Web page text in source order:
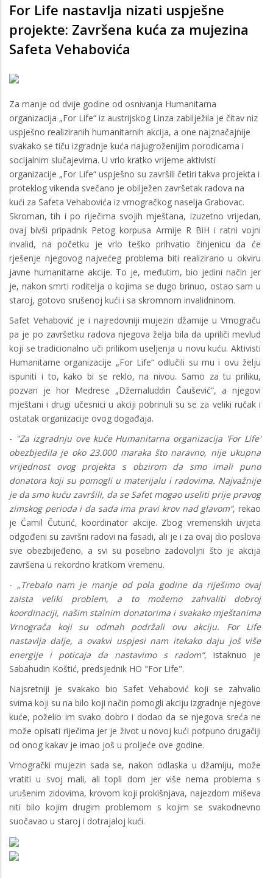
For Life nastavlja nizati uspješne
projekte: Završena kuća za mujezina
Safeta Vehabovića
Za manje od dvije godine od osnivanja Humanitarna
organizacija „For Life“ iz austrijskog Linza zabilježila je čitav niz
uspješno realiziranih humanitarnih akcija, a one najznačajnije
svakako se tiču izgradnje kuća najugroženijim porodicama i
socijalnim slučajevima. U vrlo kratko vrijeme aktivisti
organizacije „For Life“ uspješno su završili četiri takva projekta i
proteklog vikenda svečano je obilježen završetak radova na
kući za Safeta Vehabovića iz vrnogračkog naselja Grabovac.
Skroman, tih i po riječima svojih mještana, izuzetno vrijedan,
ovaj bivši pripadnik Petog korpusa Armije R BiH i ratni vojni
invalid, na početku je vrlo teško prihvatio činjenicu da će
rješenje njegovog najvećeg problema biti realizirano u okviru
javne humanitarne akcije. To je, međutim, bio jedini način jer
je, nakon smrti roditelja o kojima se dugo brinuo, ostao sam u
staroj, gotovo srušenoj kući i sa skromnom invalidninom.
Safet Vehabović je i najredovniji mujezin džamije u Vrnograču
pa je po završetku radova njegova želja bila da upriliči mevlud
koji se tradicionalno uči prilikom useljenja u novu kuću. Aktivisti
Humanitarne organizacije „For Life“ odlučili su mu i ovu želju
ispuniti i to, kako bi se reklo, na nivou. Samo za tu priliku,
pozvan je hor Medrese „Džemaluddin Čaušević“, a njegovi
mještani i drugi učesnici u akciji pobrinuli su se za veliki ručak i
ostatak organizacije ovog događaja.
- "Za izgradnju ove kuće Humanitarna organizacija 'For Life'
obezbjedila je oko 23.000 maraka što naravno, nije ukupna
vrijednost ovog projekta s obzirom da smo imali puno
donatora koji su pomogli u materijalu i radovima. Najvažnije
je da smo kuću završili, da se Safet mogao useliti prije pravog
zimskog perioda i da sada ima pravi krov nad glavom“, rekao
je Ćamil Čuturić, koordinator akcije. Zbog vremenskih uvjeta
odgođeni su završni radovi na fasadi, ali je i za ovaj dio poslova
sve obezbijeđeno, a svi su posebno zadovoljni što je akcija
završena u rekordno kratkom vremenu.
- „Trebalo nam je manje od pola godine da riješimo ovaj
zaista veliki problem, a to možemo zahvaliti dobroj
koordinaciji, našim stalnim donatorima i svakako mještanima
Vrnograča koji su odmah podržali ovu akciju. For Life
nastavlja dalje, a ovakvi uspjesi nam itekako daju još više
energije i poticaja da nastavimo s radom“, istaknuo je
Sabahudin Koštić, predsjednik HO "For Life".
Najsretniji je svakako bio Safet Vehabović koji se zahvalio
svima koji su na bilo koji način pomogli akciju izgradnje njegove
kuće, poželio im svako dobro i dodao da se njegova sreća ne
može opisati riječima jer je život u novoj kući potpuno drugačiji
od onog kakav je imao još u proljeće ove godine.
Vrnogrački mujezin sada se, nakon odlaska u džamiju, može
vratiti u svoj mali, ali topli dom jer više nema problema s
urušenim zidovima, krovom koji prokišnjava, najezdom miševa
niti bilo kojim drugim problemom s kojim se svakodnevno
suočavao u staroj i dotrajaloj kući.
Image
Image